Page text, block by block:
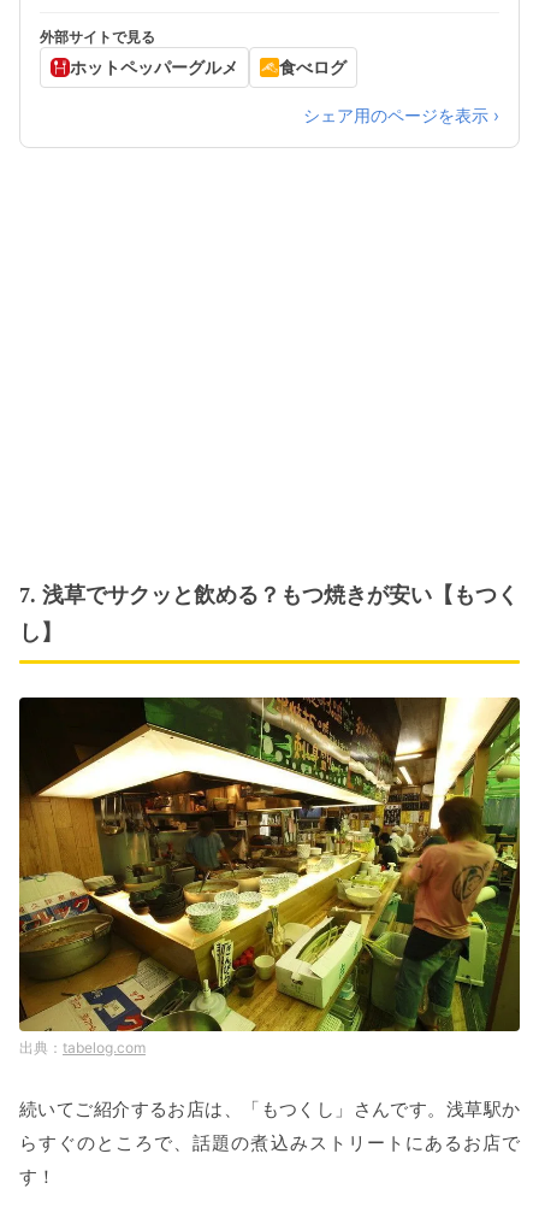
外部サイトで見る
ホットペッパーグルメ 食べログ
シェア用のページを表示 ›
7. 浅草でサクッと飲める？もつ焼きが安い【もつく
し】
tabelog.com
続いてご紹介するお店は、「もつくし」さんです。浅草駅か
らすぐのところで、話題の煮込みストリートにあるお店で
す！